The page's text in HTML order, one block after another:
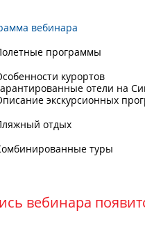
вебинара
программы
курортов
отели на
экскурсионных
отдых
туры
вебинара